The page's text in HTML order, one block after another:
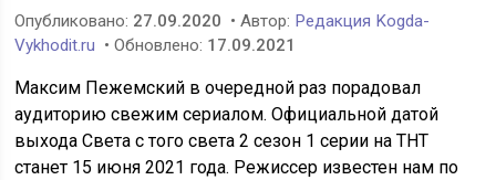
Опубликовано: 27.09.2020 • Автор: Редакция Kogda-
Vykhodit.ru • Обновлено: 17.09.2021
Максим Пежемский в очередной раз порадовал
аудиторию свежим сериалом. Официальной датой
выхода Света с того света 2 сезон 1 серии на ТНТ
станет 15 июня 2021 года. Режиссер известен нам по